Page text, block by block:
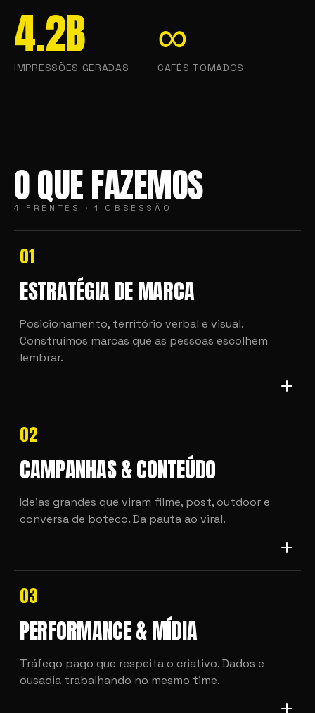
4.2B
IMPRESSÕES GERADAS
∞
CAFÉS TOMADOS
O QUE FAZEMOS
4 FRENTES · 1 OBSESSÃO
01
ESTRATÉGIA DE MARCA
Posicionamento, território verbal e visual.
Construímos marcas que as pessoas escolhem
lembrar.
02
CAMPANHAS & CONTEÚDO
Ideias grandes que viram filme, post, outdoor e
conversa de boteco. Da pauta ao viral.
03
PERFORMANCE & MÍDIA
Tráfego pago que respeita o criativo. Dados e
ousadia trabalhando no mesmo time.